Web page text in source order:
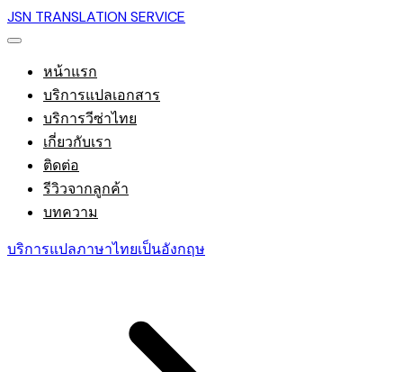
JSN TRANSLATION SERVICE
หน้าแรก
บริการแปลเอกสาร
บริการวีซ่าไทย
เกี่ยวกับเรา
ติดต่อ
รีวิวจากลูกค้า
บทความ
บริการแปลภาษาไทยเป็นอังกฤษ